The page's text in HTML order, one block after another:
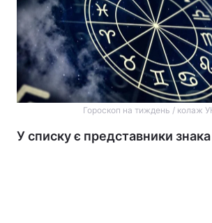
Гороскоп на тиждень / колаж
У списку є представники